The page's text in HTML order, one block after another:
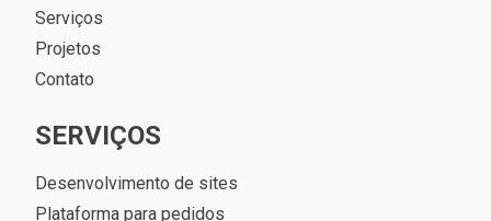
Serviços
Projetos
Contato
SERVIÇOS
Desenvolvimento de sites
Plataforma para pedidos